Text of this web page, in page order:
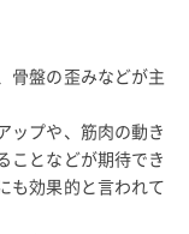
骨盤の歪みなどが主
ップや、筋肉の動き
ことなどが期待でき
も効果的と言われて